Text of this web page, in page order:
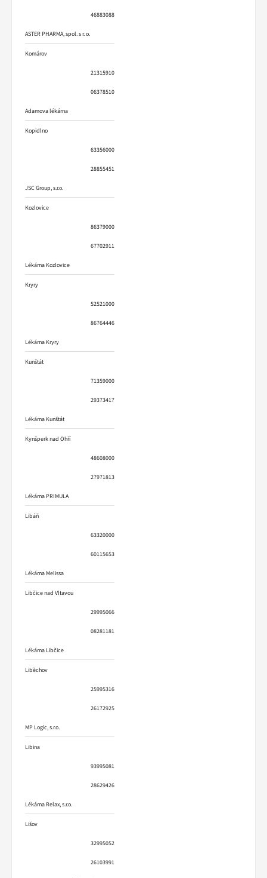
46883088
ASTER PHARMA, spol. s r. o.
Komárov
21315910
06378510
Adamova lékárna
Kopidlno
63356000
28855451
JSC Group, s.r.o.
Kozlovice
86379000
67702911
Lékárna Kozlovice
Kryry
52521000
86764446
Lékárna Kryry
Kunštát
71359000
29373417
Lékárna Kunštát
Kynšperk nad Ohří
48608000
27971813
Lékárna PRIMULA
Libáň
63320000
60115653
Lékárna Melissa
Libčice nad Vltavou
29995066
08281181
Lékárna Libčice
Liběchov
25995316
26172925
MP Logic, s.r.o.
Libina
93995081
28629426
Lékárna Relax, s.r.o.
Lišov
32995052
26103991